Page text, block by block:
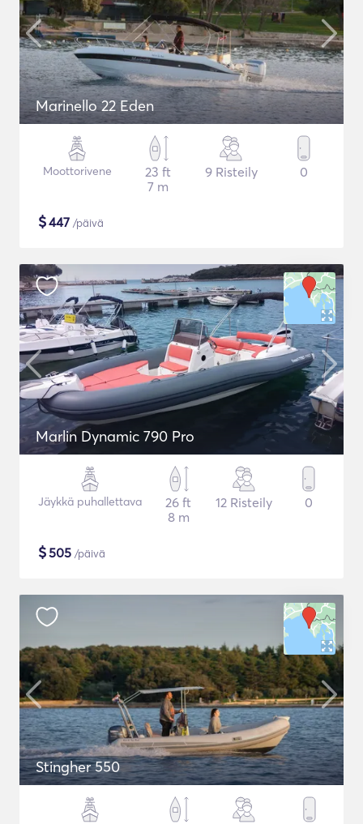
Marinello 22 Eden
Moottorivene
23 ft
7 m
9 Risteily 0
$447 /päivä
Marlin Dynamic 790 Pro
Jäykkä puhallettava
26 ft
8 m
12 Risteily 0
$505 /päivä
Stingher 550